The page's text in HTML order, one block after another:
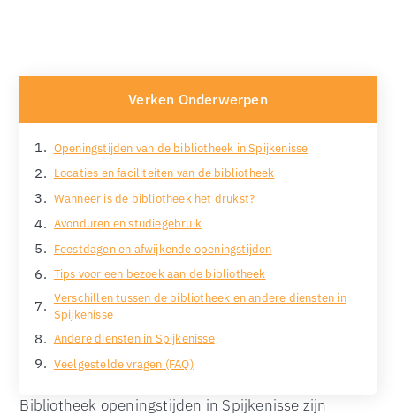
Verken Onderwerpen
Openingstijden van de bibliotheek in Spijkenisse
Locaties en faciliteiten van de bibliotheek
Wanneer is de bibliotheek het drukst?
Avonduren en studiegebruik
Feestdagen en afwijkende openingstijden
Tips voor een bezoek aan de bibliotheek
Verschillen tussen de bibliotheek en andere diensten in
Spijkenisse
Andere diensten in Spijkenisse
Veelgestelde vragen (FAQ)
Bibliotheek openingstijden in Spijkenisse zijn